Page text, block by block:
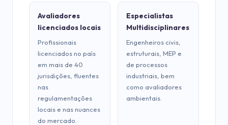
Avaliadores
licenciados locais
Profissionais
licenciados no país
em mais de 40
jurisdições, fluentes
nas
regulamentações
locais e nas nuances
do mercado.
Especialistas
Multidisciplinares
Engenheiros civis,
estruturais, MEP e
de processos
industriais, bem
como avaliadores
ambientais.